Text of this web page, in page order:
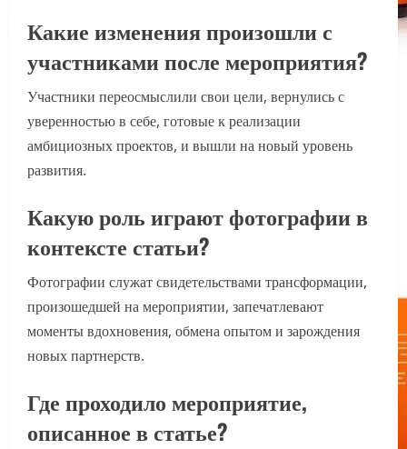
Какие изменения произошли с
участниками после мероприятия?
Участники переосмыслили свои цели, вернулись с
уверенностью в себе, готовые к реализации
амбициозных проектов, и вышли на новый уровень
развития.
Какую роль играют фотографии в
контексте статьи?
Фотографии служат свидетельствами трансформации,
произошедшей на мероприятии, запечатлевают
моменты вдохновения, обмена опытом и зарождения
новых партнерств.
Где проходило мероприятие,
описанное в статье?